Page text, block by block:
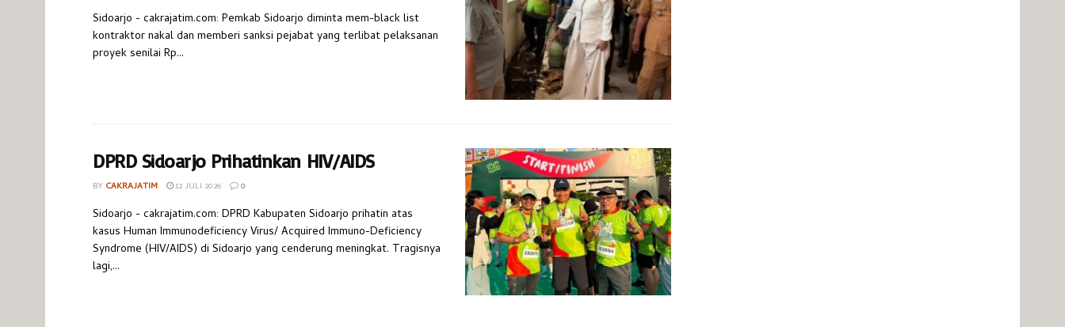
Sidoarjo - cakrajatim.com: Pemkab Sidoarjo diminta mem-black list
kontraktor nakal dan memberi sanksi pejabat yang terlibat pelaksanan
proyek senilai Rp...
DPRD Sidoarjo Prihatinkan HIV/AIDS
BY CAKRAJATIM 12 JULI 2026 0
Sidoarjo - cakrajatim.com: DPRD Kabupaten Sidoarjo prihatin atas
kasus Human Immunodeficiency Virus/ Acquired Immuno-Deficiency
Syndrome (HIV/AIDS) di Sidoarjo yang cenderung meningkat. Tragisnya
lagi,...